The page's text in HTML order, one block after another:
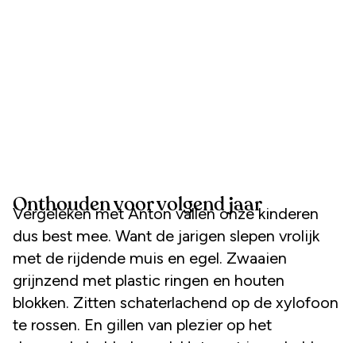
Onthouden voor volgend jaar
Vergeleken met Anton vallen onze kinderen
dus best mee. Want de jarigen slepen vrolijk
met de rijdende muis en egel. Zwaaien
grijnzend met plastic ringen en houten
blokken. Zitten schaterlachend op de xylofoon
te rossen. En gillen van plezier op het